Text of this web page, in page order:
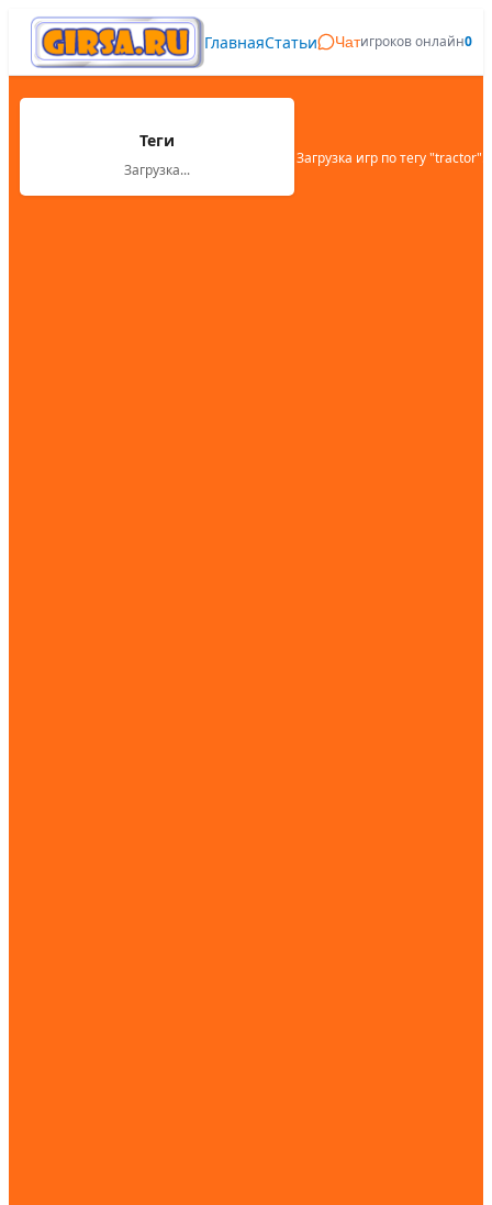
ГлавнаяСтатьи Чатигроков онлайн0
Теги
Загрузка...
Загрузка игр по тегу "tractor"...